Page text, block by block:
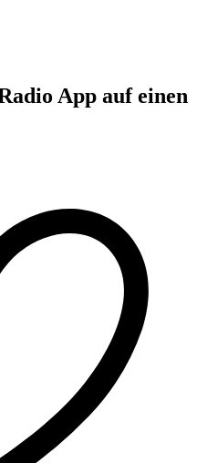
App auf einen